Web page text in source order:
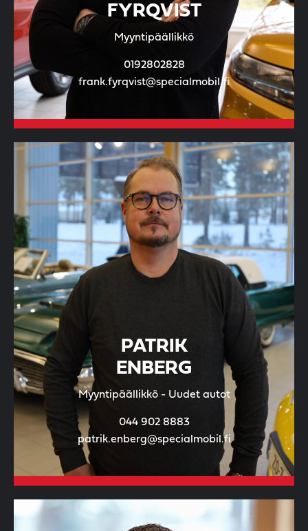
FYRQVIST
Myyntipäällikkö
0192802828
frank.fyrqvist@specialmobil.fi
PATRIK
ENBERG
Myyntipäällikkö - Uudet autot
044 902 8883
patrik.enberg@specialmobil.fi